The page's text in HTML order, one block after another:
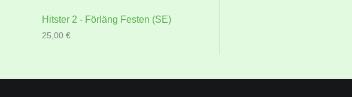
Hitster 2 - Förläng Festen (SE)
25,00 €